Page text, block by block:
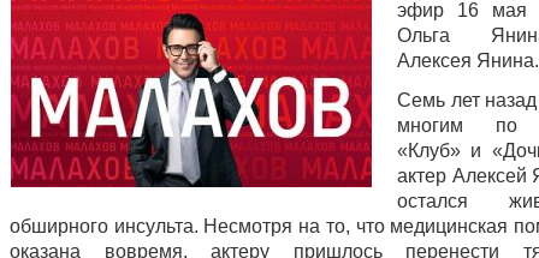
эфир 16 мая
Ольга
Алексея Янина.
Семь лет
многим по
«Клуб» и
актер Алексей
остался
обширного инсульта. Несмотря на то, что медицинская
оказана вовремя, актеру пришлось перенести